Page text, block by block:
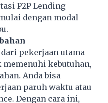
P2P Lending
dengan modal
pekerjaan utama
kebutuhan,
Anda bisa
paruh waktu atau
Dengan cara ini,